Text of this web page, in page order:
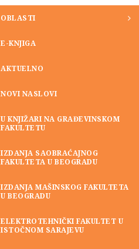
OBLASTI
E-KNJIGA
AKTUELNO
NOVI NASLOVI
U KNJIŽARI NA GRAĐEVINSKOM
FAKULTETU
IZDANJA SAOBRAĆAJNOG
FAKULTETA U BEOGRADU
IZDANJA MAŠINSKOG FAKULTETA
U BEOGRADU
ELEKTROTEHNIČKI FAKULTET U
ISTOČNOM SARAJEVU